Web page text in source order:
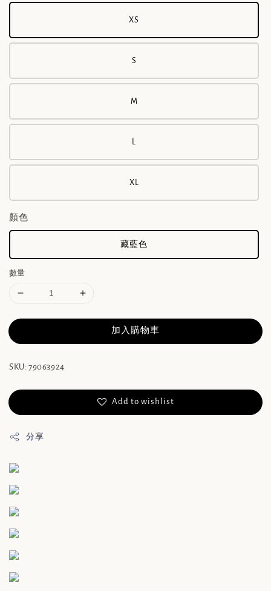
XS
S
M
XL
顏色
藏藍色
數量
加入購物車
SKU: 79063924
Add to wishlist
分享